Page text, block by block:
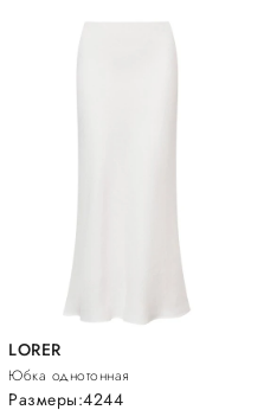
LORER
Юбка однотонная
Размеры:4244